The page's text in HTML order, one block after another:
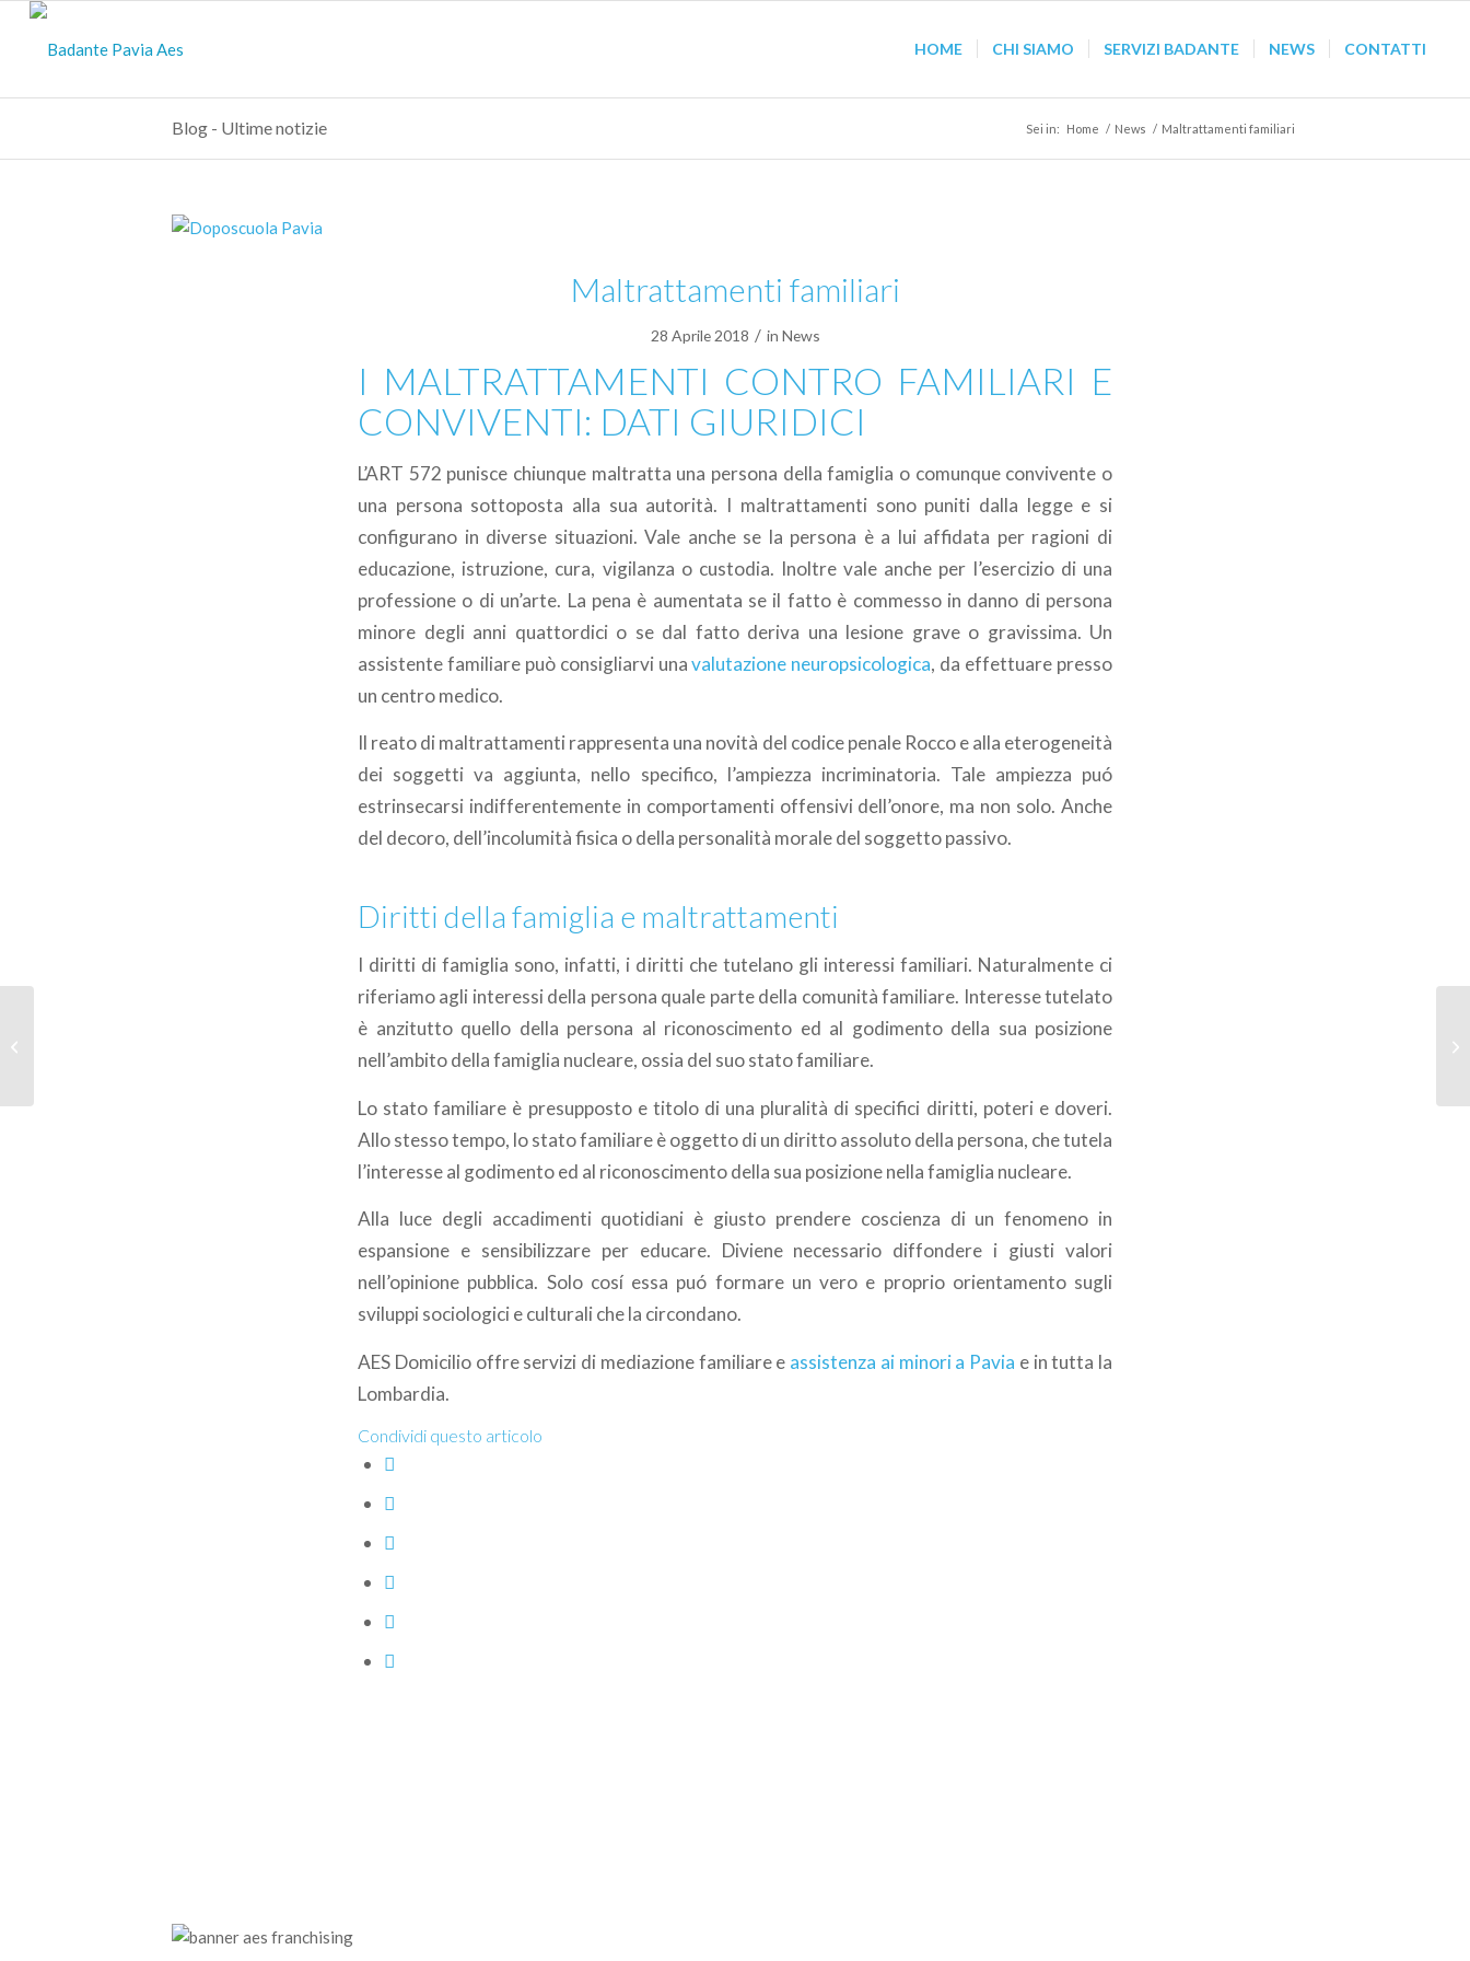
HOME CHI SIAMO SERVIZI BADANTE NEWS CONTATTI
Blog - Ultime notizie Sei in: Home / News / Maltrattamenti familiari
Maltrattamenti familiari
28 Aprile 2018 / in News
I MALTRATTAMENTI CONTRO FAMILIARI E
CONVIVENTI: DATI GIURIDICI
L’ART 572 punisce chiunque maltratta una persona della famiglia o comunque convivente o
una persona sottoposta alla sua autorità. I maltrattamenti sono puniti dalla legge e si
configurano in diverse situazioni. Vale anche se la persona è a lui affidata per ragioni di
educazione, istruzione, cura, vigilanza o custodia. Inoltre vale anche per l’esercizio di una
professione o di un’arte. La pena è aumentata se il fatto è commesso in danno di persona
minore degli anni quattordici o se dal fatto deriva una lesione grave o gravissima. Un
assistente familiare può consigliarvi unavalutazione neuropsicologica, da effettuare presso
un centro medico.
Il reato di maltrattamenti rappresenta una novità del codice penale Rocco e alla eterogeneità
dei soggetti va aggiunta, nello specifico, l’ampiezza incriminatoria. Tale ampiezza puó
estrinsecarsi indifferentemente in comportamenti offensivi dell’onore, ma non solo. Anche
del decoro, dell’incolumità fisica o della personalità morale del soggetto passivo.
Diritti della famiglia e maltrattamenti
I diritti di famiglia sono, infatti, i diritti che tutelano gli interessi familiari. Naturalmente ci
riferiamo agli interessi della persona quale parte della comunità familiare. Interesse tutelato
è anzitutto quello della persona al riconoscimento ed al godimento della sua posizione
nell’ambito della famiglia nucleare, ossia del suo stato familiare.
Lo stato familiare è presupposto e titolo di una pluralità di specifici diritti, poteri e doveri.
Allo stesso tempo, lo stato familiare è oggetto di un diritto assoluto della persona, che tutela
l’interesse al godimento ed al riconoscimento della sua posizione nella famiglia nucleare.
Alla luce degli accadimenti quotidiani è giusto prendere coscienza di un fenomeno in
espansione e sensibilizzare per educare. Diviene necessario diffondere i giusti valori
nell’opinione pubblica. Solo cosí essa puó formare un vero e proprio orientamento sugli
sviluppi sociologici e culturali che la circondano.
AES Domicilio offre servizi di mediazione familiare e assistenza ai minori a Pavia e in tutta la
Lombardia.
Condividi questo articolo